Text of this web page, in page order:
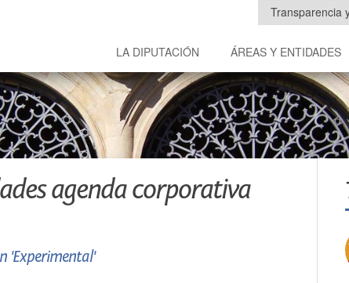
Transparencia
LA DIPUTACIÓN ÁREAS Y ENTIDADES
agenda corporativa
'Experimental'